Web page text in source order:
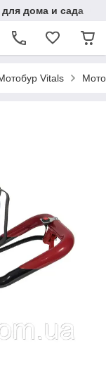
дома и сада
Vitals